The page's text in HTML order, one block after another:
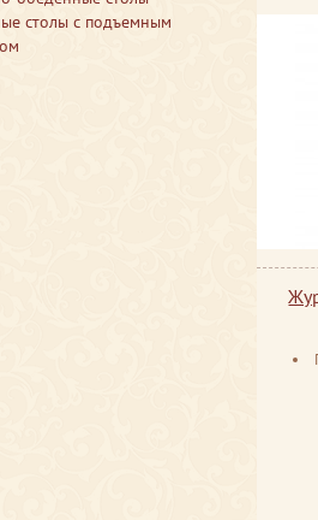
столы с подъемным